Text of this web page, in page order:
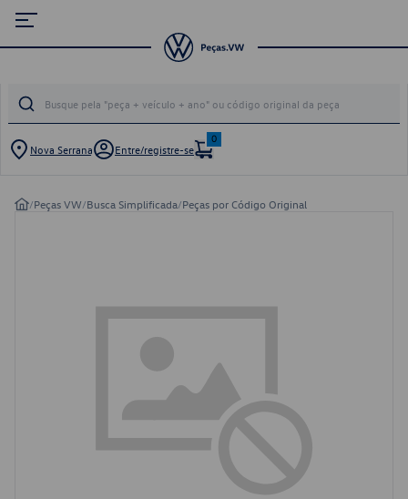
Nova Serrana Entre/registre-se
0
/Peças VW/Busca Simplificada/Peças por Código Original